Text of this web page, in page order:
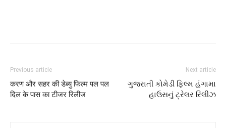
Previous article
करण और सहर की डेब्‍यु फिल्‍म पल पल
दिल के पास का टीजर रिलीज
Next article
ગુજરાતી કોમેડી ફિલ્મ હંગામા
હાઉસનું ટ્રેલર રિલીઝ